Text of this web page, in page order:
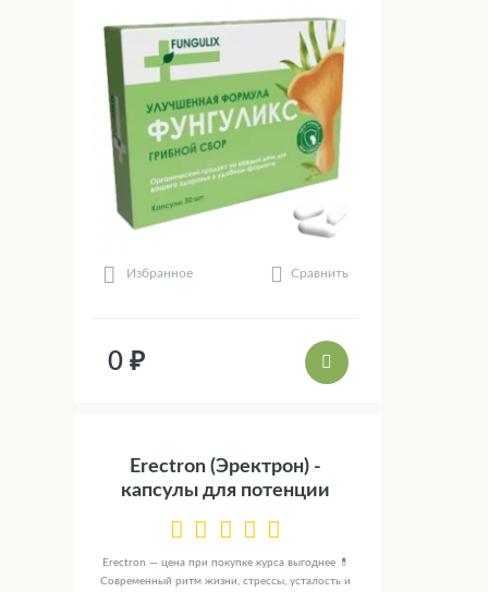
Избранное Сравнить
0 ₽
Erectron (Эректрон) -
капсулы для потенции
Erectron — цена при покупке курса выгоднее 💊
Современный ритм жизни, стрессы, усталость и